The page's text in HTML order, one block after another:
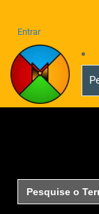
Entrar
Search
for: